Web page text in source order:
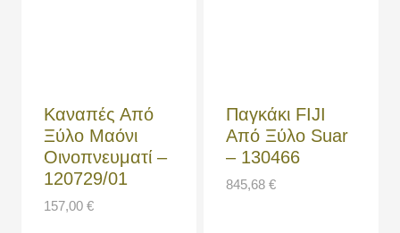
Καναπές Από
Ξύλο Μαόνι
Οινοπνευματί –
120729/01
157,00 €
Παγκάκι FIJI
Από Ξύλο Suar
– 130466
845,68 €